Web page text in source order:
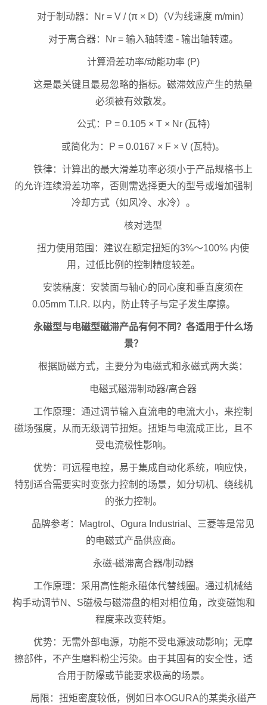
对于制动器：Nr = V / (π × D)（V为线速度 m/min）
对于离合器：Nr = 输入轴转速 - 输出轴转速。
计算滑差功率/动能功率 (P)
这是最关键且最易忽略的指标。磁滞效应产生的热量
必须被有效散发。
公式：P = 0.105 × T × Nr (瓦特)
或简化为：P = 0.0167 × F × V (瓦特)。
铁律：计算出的最大滑差功率必须小于产品规格书上
的允许连续滑差功率，否则需选择更大的型号或增加强制
冷却方式（如风冷、水冷）。
核对选型
扭力使用范围：建议在额定扭矩的3%～100% 内使
用，过低比例的控制精度较差。
安装精度：安装面与轴心的同心度和垂直度须在
0.05mm T.I.R. 以内，防止转子与定子发生摩擦。
永磁型与电磁型磁滞产品有何不同？各适用于什么场
景？
根据励磁方式，主要分为电磁式和永磁式两大类：
电磁式磁滞制动器/离合器
工作原理：通过调节输入直流电的电流大小，来控制
磁场强度，从而无级调节扭矩。扭矩与电流成正比，且不
受电流极性影响。
优势：可远程电控，易于集成自动化系统，响应快，
特别适合需要实时变张力控制的场景，如分切机、绕线机
的张力控制。
品牌参考：Magtrol、Ogura Industrial、三菱等是常见
的电磁式产品供应商。
永磁-磁滞离合器/制动器
工作原理：采用高性能永磁体代替线圈。通过机械结
构手动调节N、S磁极与磁滞盘的相对相位角，改变磁饱和
程度来改变转矩。
优势：无需外部电源，功能不受电源波动影响；无摩
擦部件，不产生磨料粉尘污染。由于其固有的安全性，适
合用于防爆或节能要求极高的场景。
局限：扭矩密度较低，例如日本OGURA的某类永磁产